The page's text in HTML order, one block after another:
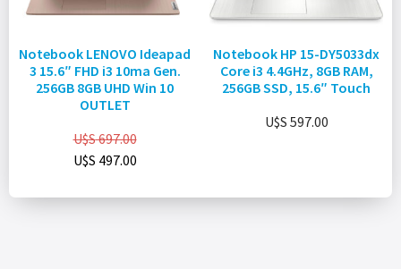
Notebook LENOVO Ideapad
3 15.6″ FHD i3 10ma Gen.
256GB 8GB UHD Win 10
OUTLET
U$S697.00
U$S 497.00
Notebook HP 15-DY5033dx
Core i3 4.4GHz, 8GB RAM,
256GB SSD, 15.6″ Touch
U$S 597.00